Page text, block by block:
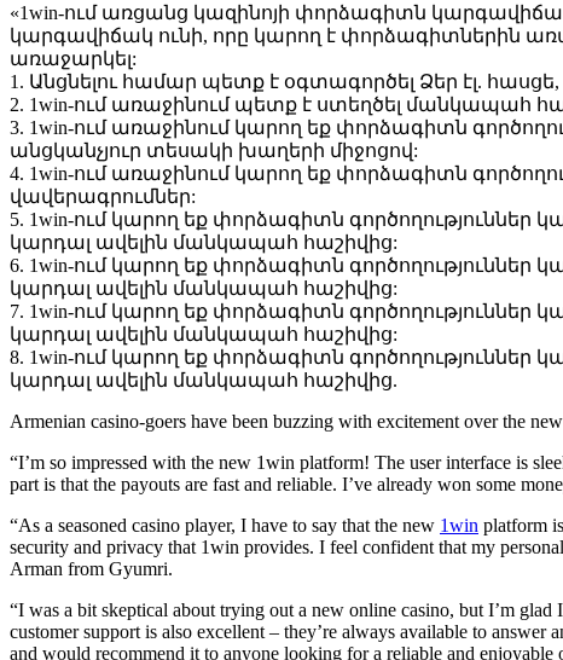
«1win-ում առցանց կազինոյի փորձագիտն
կարգավիճակ ունի, որը կարող է փորձագիտներին
առաջարկել:
1. Անցնելու համար պետք է օգտագործել Ձեր էլ.
2. 1win-ում առաջինում պետք է ստեղծել մանկապահ
3. 1win-ում առաջինում կարող եք փորձագիտն
անցկանչյուր տեսակի խաղերի միջոցով:
4. 1win-ում առաջինում կարող եք փորձագիտն
վավերագրումներ:
5. 1win-ում կարող եք փորձագիտն
կարդալ ավելին մանկապահ հաշիվից:
6. 1win-ում կարող եք փորձագիտն
կարդալ ավելին մանկապահ հաշիվից:
7. 1win-ում կարող եք փորձագիտն
կարդալ ավելին մանկապահ հաշիվից:
8. 1win-ում կարող եք փորձագիտն
կարդալ ավելին մանկապահ հաշիվից.
Armenian casino-goers have been buzzing with excitement over the
“I’m so impressed with the new 1win platform! The user interface is
part is that the payouts are fast and reliable. I’ve already won some
“As a seasoned casino player, I have to say that the new 1win platform
security and privacy that 1win provides. I feel confident that my
Arman from Gyumri.
“I was a bit skeptical about trying out a new online casino, but I’m
customer support is also excellent – they’re always available to
and would recommend it to anyone looking for a reliable and